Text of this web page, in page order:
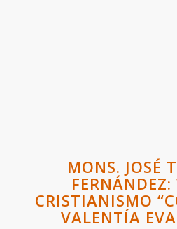
MONS. JOSÉ
CRISTIANISMO
VALENTÍA